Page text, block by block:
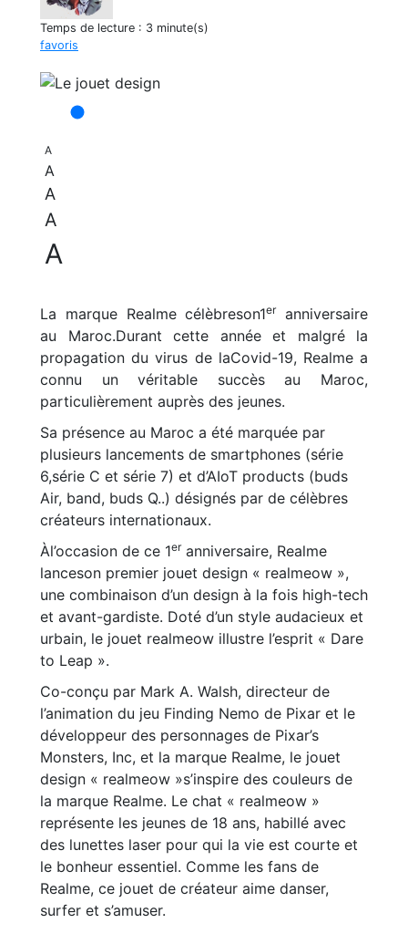
Temps de lecture : 3 minute(s)
favoris
A
A
A
A
A
La marque Realme célèbreson1eranniversaire
au Maroc.Durant cette année et malgré la
propagation du virus de laCovid-19, Realme a
connu un véritable succès au Maroc,
particulièrement auprès des jeunes.
Sa présence au Maroc a été marquée par
plusieurs lancements de smartphones (série
6,série C et série 7) et d’AIoT products (buds
Air, band, buds Q..) désignés par de célèbres
créateurs internationaux.
Àl’occasion de ce 1eranniversaire, Realme
lanceson premier jouet design « realmeow »,
une combinaison d’un design à la fois high-tech
et avant-gardiste. Doté d’un style audacieux et
urbain, le jouet realmeow illustre l’esprit « Dare
to Leap ».
Co-conçu par Mark A. Walsh, directeur de
l’animation du jeu Finding Nemo de Pixar et le
développeur des personnages de Pixar’s
Monsters, Inc, et la marque Realme, le jouet
design « realmeow »s’inspire des couleurs de
la marque Realme. Le chat « realmeow »
représente les jeunes de 18 ans, habillé avec
des lunettes laser pour qui la vie est courte et
le bonheur essentiel. Comme les fans de
Realme, ce jouet de créateur aime danser,
surfer et s’amuser.